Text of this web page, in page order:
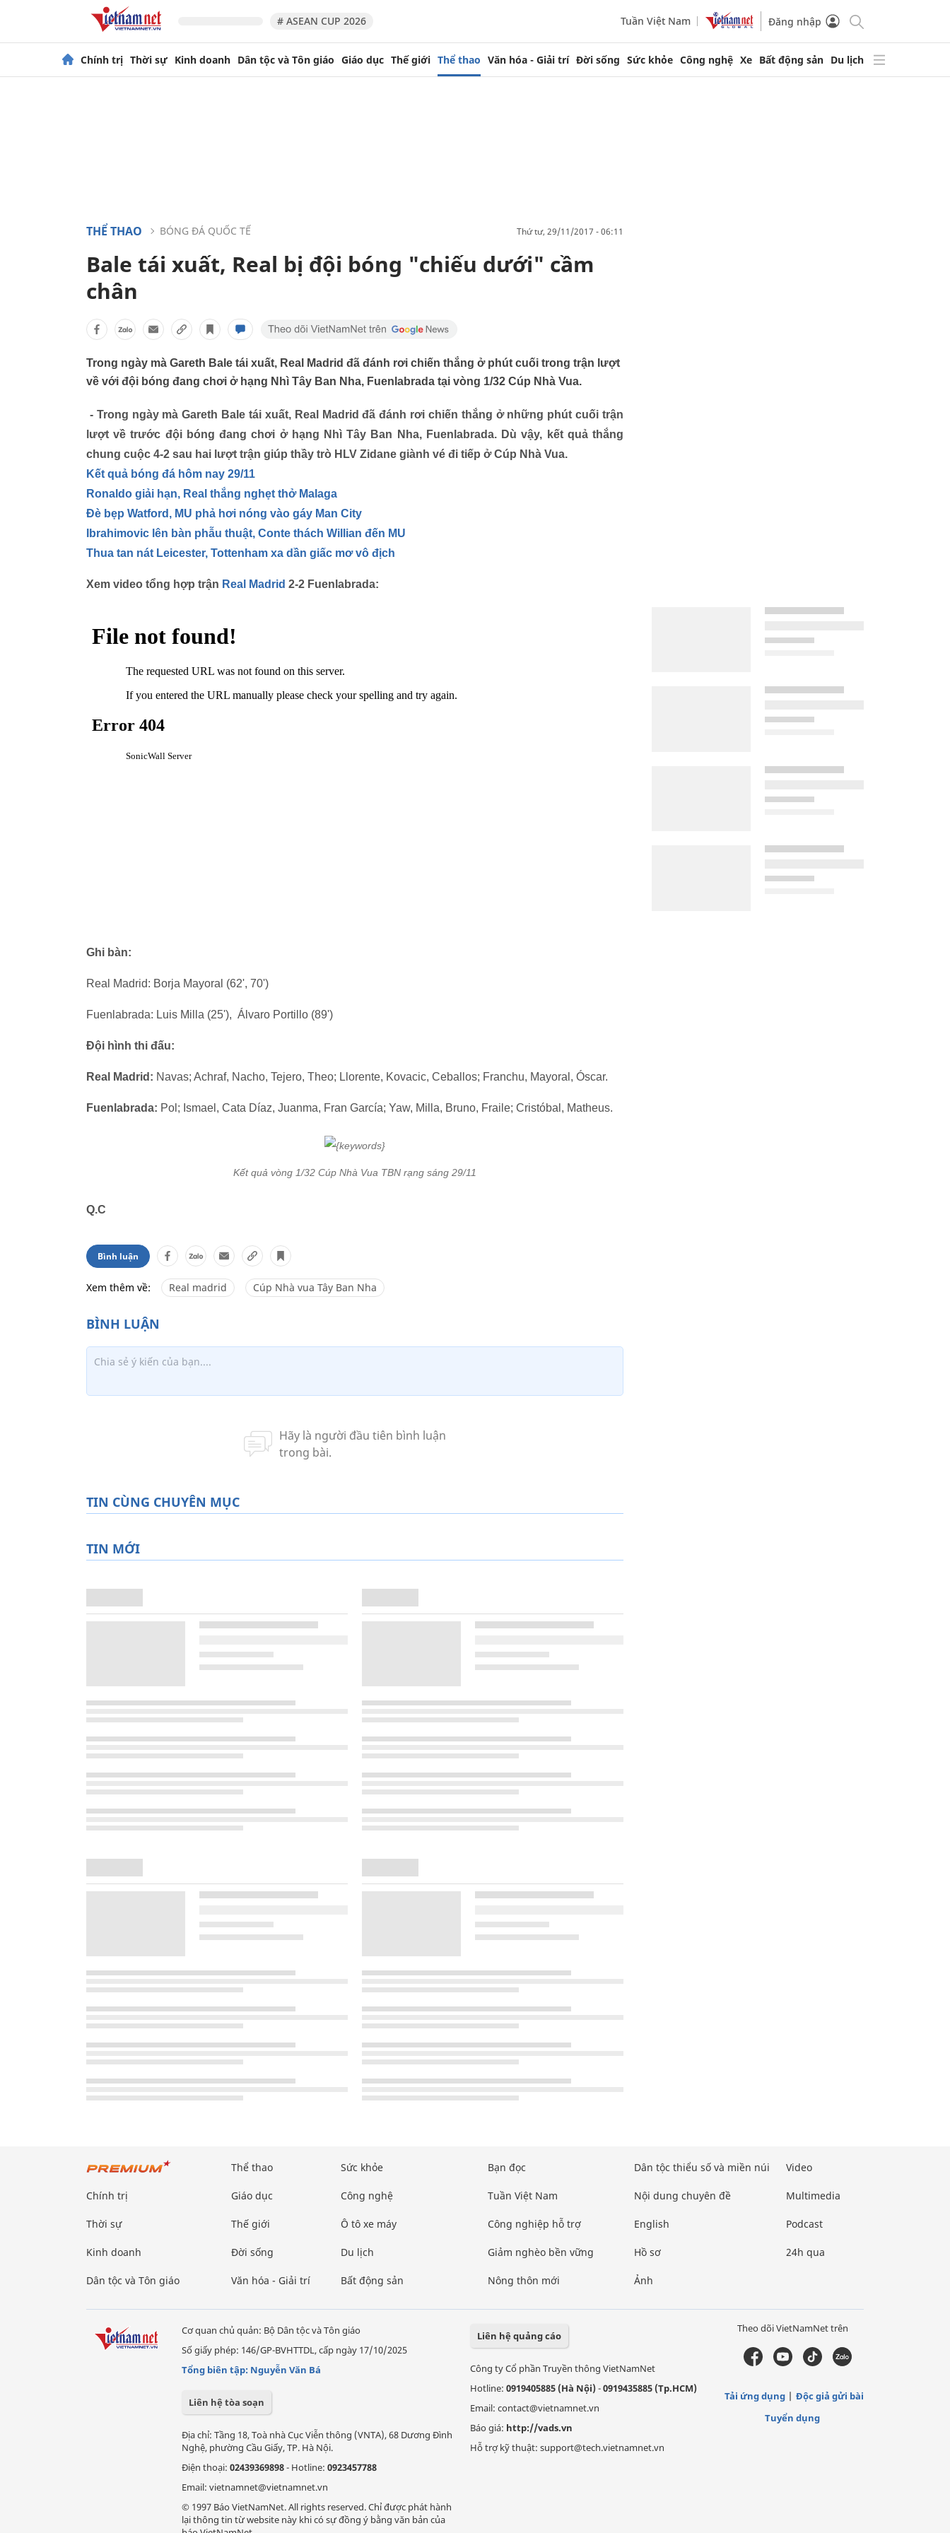
# ASEAN CUP 2026 Tuần Việt Nam Đăng nhập
Chính trị Thời sự Kinh doanh Dân tộc và Tôn giáo Giáo dục Thế giới Thể thao Văn hóa - Giải trí Đời sống Sức khỏe Công nghệ Xe Bất động sản Du lịch
THỂ THAO BÓNG ĐÁ QUỐC TẾ thứ tư, 29/11/2017 - 06:11
Bale tái xuất, Real bị đội bóng "chiếu dưới" cầm
chân
Trong ngày mà Gareth Bale tái xuất, Real Madrid đã đánh rơi chiến thắng ở phút cuối trong trận lượt
về với đội bóng đang chơi ở hạng Nhì Tây Ban Nha, Fuenlabrada tại vòng 1/32 Cúp Nhà Vua.
- Trong ngày mà Gareth Bale tái xuất, Real Madrid đã đánh rơi chiến thắng ở những phút cuối trận
lượt về trước đội bóng đang chơi ở hạng Nhì Tây Ban Nha, Fuenlabrada. Dù vậy, kết quả thắng
chung cuộc 4-2 sau hai lượt trận giúp thầy trò HLV Zidane giành vé đi tiếp ở Cúp Nhà Vua.
Kết quả bóng đá hôm nay 29/11
Ronaldo giải hạn, Real thắng nghẹt thở Malaga
Đè bẹp Watford, MU phả hơi nóng vào gáy Man City
Ibrahimovic lên bàn phẫu thuật, Conte thách Willian đến MU
Thua tan nát Leicester, Tottenham xa dần giấc mơ vô địch
Xem video tổng hợp trận Real Madrid 2-2 Fuenlabrada:
Ghi bàn:
Real Madrid: Borja Mayoral (62', 70')
Fuenlabrada: Luis Milla (25'), Álvaro Portillo (89')
Đội hình thi đấu:
Real Madrid: Navas; Achraf, Nacho, Tejero, Theo; Llorente, Kovacic, Ceballos; Franchu, Mayoral, Óscar.
Fuenlabrada: Pol; Ismael, Cata Díaz, Juanma, Fran García; Yaw, Milla, Bruno, Fraile; Cristóbal, Matheus.
Kết quả vòng 1/32 Cúp Nhà Vua TBN rạng sáng 29/11
Q.C
Bình luận
Xem thêm về: Real madrid Cúp Nhà vua Tây Ban Nha
TIN CÙNG CHUYÊN MỤC
TIN MỚI
Chính trị
Thời sự
Kinh doanh
Dân tộc và Tôn giáo
Thể thao
Giáo dục
Thế giới
Đời sống
Văn hóa - Giải trí
Sức khỏe
Công nghệ
Ô tô xe máy
Du lịch
Bất động sản
Bạn đọc
Tuần Việt Nam
Công nghiệp hỗ trợ
Giảm nghèo bền vững
Nông thôn mới
Dân tộc thiểu số và miền núi
Nội dung chuyên đề
English
Hồ sơ
Ảnh
Video
Multimedia
Podcast
24h qua
Cơ quan chủ quản: Bộ Dân tộc và Tôn giáo
Số giấy phép: 146/GP-BVHTTDL, cấp ngày 17/10/2025
Tổng biên tập: Nguyễn Văn Bá
Liên hệ tòa soạn
Địa chỉ: Tầng 18, Toà nhà Cục Viễn thông (VNTA), 68 Dương Đình
Nghệ, phường Cầu Giấy, TP. Hà Nội.
Điện thoại: 02439369898- Hotline: 0923457788
Email: vietnamnet@vietnamnet.vn
© 1997 Báo VietNamNet. All rights reserved. Chỉ được phát hành
lại thông tin từ website này khi có sự đồng ý bằng văn bản của
Liên hệ quảng cáo
Công ty Cổ phần Truyền thông VietNamNet
Hotline: 0919405885 (Hà Nội)-0919435885 (Tp.HCM)
Email: contact@vietnamnet.vn
Báo giá: http://vads.vn
Hỗ trợ kỹ thuật: support@tech.vietnamnet.vn
Theo dõi VietNamNet trên
Tải ứng dụng
Độc giả gửi bài
Tuyển dụng